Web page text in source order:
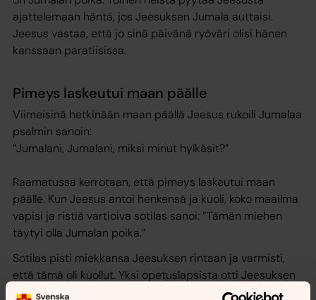
ajattelemaan häntä, jos Jeesuksen Jumala auttaisi.
Jeesus vastaa, että jo sinä päivänä ryöväri olisi hänen
kanssaan paratiisissa.
Pimeys laskeutui maan päälle
Viimeisinä hetkinään maan päällä Jeesus rukoili Jumalaa
psalmin sanoin:
”Jumalani, Jumalani, miksi minut hylkäsit?”
Raamatussa kerrotaan, että pimeys laskeutui maan
päälle. Kun Jeesus antoi henkensä ja kuoli, koko maailma
vapisi ja ristiä vartioiva sotilas sanoi: ”Tämän miehen
täytyi olla Jumalan poika.”
Sotilas pisti miekkansa Jeesuksen rintaan ja varmisti,
että tämä oli kuollut. Yksi opetuslapsista otti Jeesuksen
ruumiin alas ristiltä ja puki pellavakääreisiin. Jeesuksen